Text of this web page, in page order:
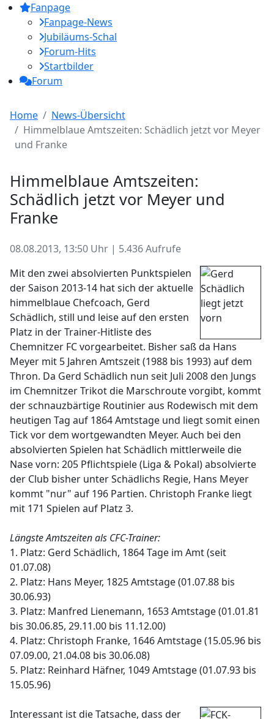
Fanpage
Fanpage-News
Jubiläums-Schal
Forum-Hits
Startbilder
Forum
Home
News-Übersicht
Himmelblaue Amtszeiten: Schädlich jetzt vor Meyer
und Franke
Himmelblaue Amtszeiten:
Schädlich jetzt vor Meyer und
Franke
08.08.2013, 13:50 Uhr | 5.436 Aufrufe
Mit den zwei absolvierten Punktspielen
der Saison 2013-14 hat sich der aktuelle
himmelblaue Chefcoach, Gerd
Schädlich, still und leise auf den ersten
Platz in der Trainer-Hitliste des
Chemnitzer FC vorgearbeitet. Bisher saß da Hans
Meyer mit 5 Jahren Amtszeit (1988 bis 1993) auf dem
Thron. Da Gerd Schädlich nun seit Juli 2008 den Jungs
im Chemnitzer Trikot die Marschroute vorgibt, kommt
der schnauzbärtige Routinier aus Rodewisch mit dem
heutigen Tag auf 1864 Amtstage und liegt somit einen
Tick vor dem wortgewandten Meyer. Auch bei den
absolvierten Spielen hat Schädlich mittlerweile die
Nase vorn: 205 Pflichtspiele (Liga & Pokal) absolvierte
der Club bisher unter Schädlichs Regie, Hans Meyer
kommt "nur" auf 196 Partien. Christoph Franke liegt
mit 171 Spielen auf Platz 3.
Längste Amtszeiten als CFC-Trainer:
1. Platz: Gerd Schädlich, 1864 Tage im Amt (seit
01.07.08)
2. Platz: Hans Meyer, 1825 Amtstage (01.07.88 bis
30.06.93)
3. Platz: Manfred Lienemann, 1653 Amtstage (01.01.81
bis 30.06.85, 29.11.00 bis 11.12.00)
4. Platz: Christoph Franke, 1646 Amtstage (15.05.96 bis
07.09.00, 21.04.08 bis 30.06.08)
5. Platz: Reinhard Häfner, 1049 Amtstage (01.07.93 bis
15.05.96)
Interessant ist die Tatsache, dass der